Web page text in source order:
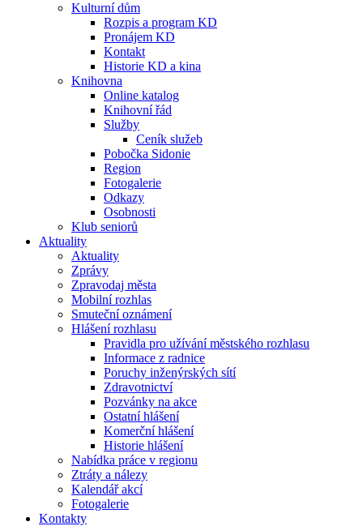
Kulturní dům
Rozpis a program KD
Pronájem KD
Kontakt
Historie KD a kina
Knihovna
Online katalog
Knihovní řád
Služby
Ceník služeb
Pobočka Sidonie
Region
Fotogalerie
Odkazy
Osobnosti
Klub seniorů
Aktuality
Aktuality
Zprávy
Zpravodaj města
Mobilní rozhlas
Smuteční oznámení
Hlášení rozhlasu
Pravidla pro užívání městského rozhlasu
Informace z radnice
Poruchy inženýrských sítí
Zdravotnictví
Pozvánky na akce
Ostatní hlášení
Komerční hlášení
Historie hlášení
Nabídka práce v regionu
Ztráty a nálezy
Kalendář akcí
Fotogalerie
Kontakty